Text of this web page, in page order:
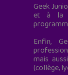
Geek
et à la
Enfin,
mais
(collège,